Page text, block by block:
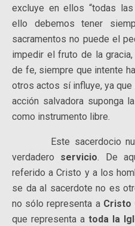
excluye en ellos “todas las
ello debemos tener
sacramentos no puede el
impedir el fruto de la
de fe, siempre que intente
otros actos sí influye, ya
acción salvadora suponga
como instrumento libre.
Este sacerdocio
verdadero servicio. De
referido a Cristo y a los
se da al sacerdote no es
no sólo representa a Cristo
que representa a toda la